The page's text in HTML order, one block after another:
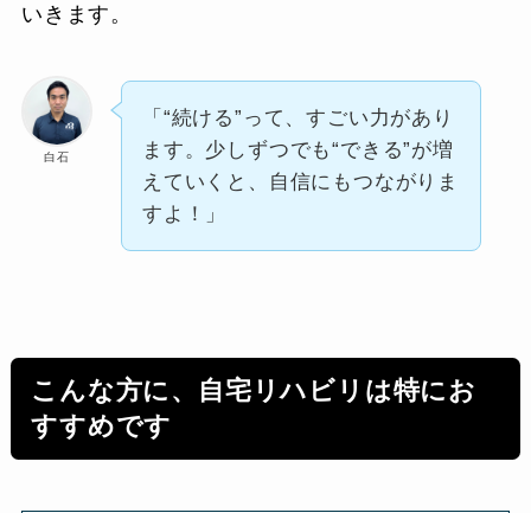
いきます。
白石
「“続ける”って、すごい力があり
ます。少しずつでも“できる”が増
えていくと、自信にもつながりま
すよ！」
こんな方に、自宅リハビリは特にお
すすめです